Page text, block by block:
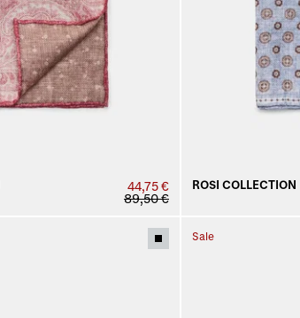
44,75 €
89,50 €
ROSI COLLECTION
Sale